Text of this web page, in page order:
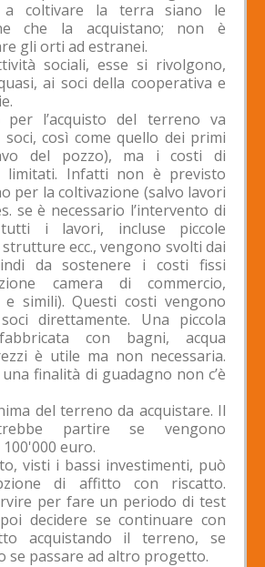
a coltivare la terra siano le
che la acquistano; non è
gli orti ad estranei.
sociali, esse si rivolgono,
ai soci della cooperativa e
l’acquisto del terreno va
così come quello dei primi
del pozzo), ma i costi di
limitati. Infatti non è previsto
per la coltivazione (salvo lavori
se è necessario l’intervento di
i lavori, incluse piccole
ecc., vengono svolti dai
da sostenere i costi fissi
camera di commercio,
e simili). Questi costi vengono
direttamente. Una piccola
con bagni, acqua
è utile ma non necessaria.
finalità di guadagno non c’è
del terreno da acquistare. Il
partire se vengono
euro.
visti i bassi investimenti, può
di affitto con riscatto.
per fare un periodo di test
decidere se continuare con
acquistando il terreno, se
se passare ad altro progetto.